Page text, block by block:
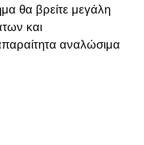
θα βρείτε μεγάλη
και
αναλώσιμα